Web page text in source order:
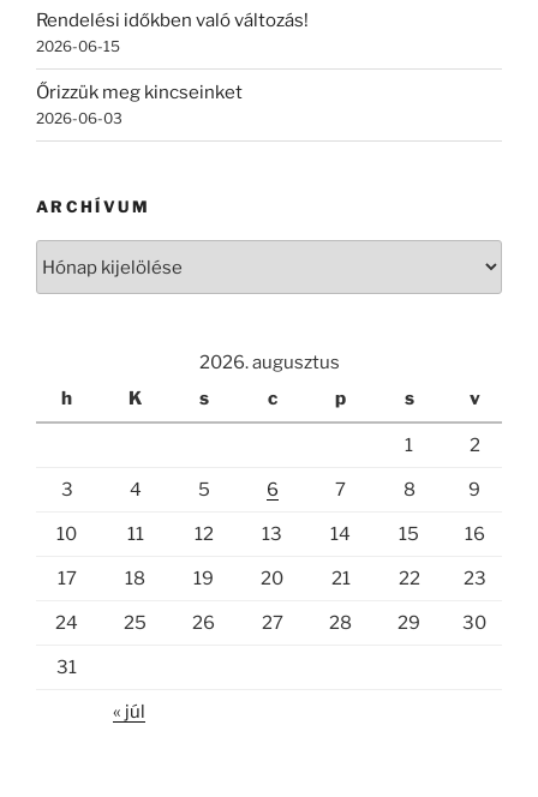
Rendelési időkben való változás!
2026-06-15
Őrizzük meg kincseinket
2026-06-03
ARCHÍVUM
2026. augusztus
h
K s c p s v
1 2
3 4 5 6 7 8 9
10 11 12 13 14 15 16
17 18 19 20 21 22 23
24 25 26 27 28 29 30
31
« júl